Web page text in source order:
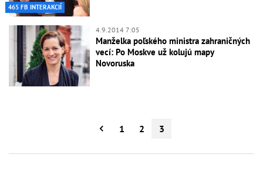
465 FB INTERAKCIÍ
4.9.2014 7:05
Manželka poľského ministra zahraničných
vecí: Po Moskve už kolujú mapy
Novoruska
1 2 3